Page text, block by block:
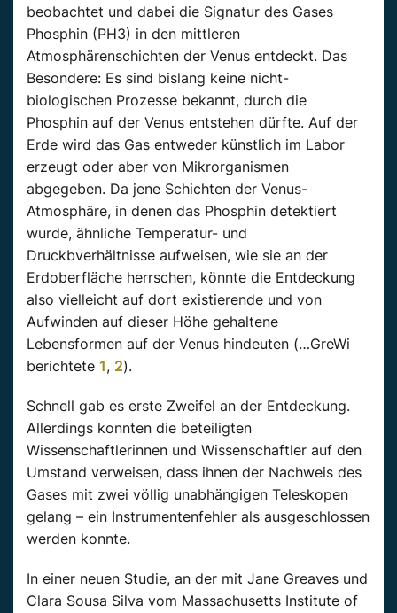
beobachtet und dabei die Signatur des Gases
Phosphin (PH3) in den mittleren
Atmosphärenschichten der Venus entdeckt. Das
Besondere: Es sind bislang keine nicht-
biologischen Prozesse bekannt, durch die
Phosphin auf der Venus entstehen dürfte. Auf der
Erde wird das Gas entweder künstlich im Labor
erzeugt oder aber von Mikrorganismen
abgegeben. Da jene Schichten der Venus-
Atmosphäre, in denen das Phosphin detektiert
wurde, ähnliche Temperatur- und
Druckbverhältnisse aufweisen, wie sie an der
Erdoberfläche herrschen, könnte die Entdeckung
also vielleicht auf dort existierende und von
Aufwinden auf dieser Höhe gehaltene
Lebensformen auf der Venus hindeuten (…GreWi
berichtete 1, 2).
Schnell gab es erste Zweifel an der Entdeckung.
Allerdings konnten die beteiligten
Wissenschaftlerinnen und Wissenschaftler auf den
Umstand verweisen, dass ihnen der Nachweis des
Gases mit zwei völlig unabhängigen Teleskopen
gelang – ein Instrumentenfehler als ausgeschlossen
werden konnte.
In einer neuen Studie, an der mit Jane Greaves und
Clara Sousa Silva vom Massachusetts Institute of